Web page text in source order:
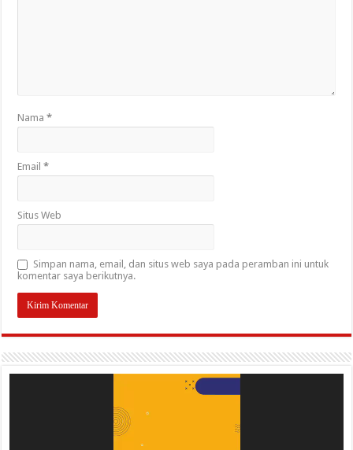
Nama*
Email*
Situs Web
Simpan nama, email, dan situs web saya pada peramban ini untuk
komentar saya berikutnya.